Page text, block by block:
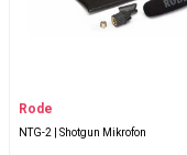
Rode
NTG-2 | Shotgun Mikrofon